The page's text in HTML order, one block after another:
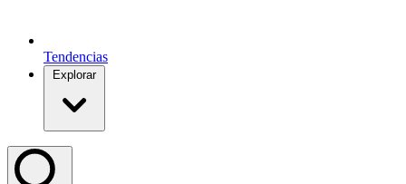
Tendencias
Explorar